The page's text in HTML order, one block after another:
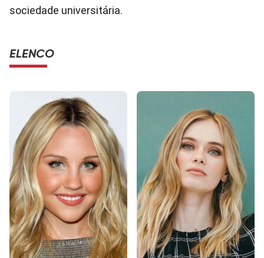
sociedade universitária.
ELENCO